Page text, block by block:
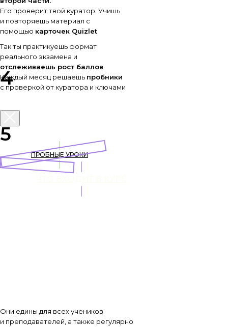
Его проверит твой куратор. Учишь
и повторяешь материал с
помощью карточек Quizlet
4
Так ты практикуешь формат
реального экзамена и
отслеживаешь рост баллов
Каждый месяц решаешь пробники
с проверкой от куратора и ключами
5
Они едины для всех учеников
и преподавателей, а также регулярно
ПРОБНЫЕ УРОКИ